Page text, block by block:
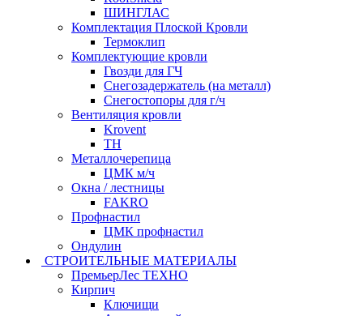
ШИНГЛАС
Комплектация Плоской Кровли
Термоклип
Комплектующие кровли
Гвозди для ГЧ
Снегозадержатель (на металл)
Снегостопоры для г/ч
Вентиляция кровли
Krovent
ТН
Металлочерепица
ЦМК м/ч
Окна / лестницы
FAKRO
Профнастил
ЦМК профнастил
Ондулин
СТРОИТЕЛЬНЫЕ МАТЕРИАЛЫ
ПремьерЛес ТЕХНО
Кирпич
Ключищи